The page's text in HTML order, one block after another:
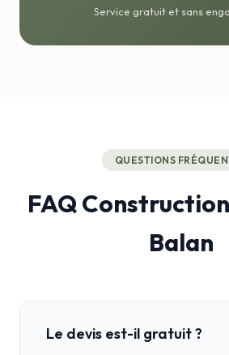
Service gratuit et sans
QUESTIONS
FAQ
Balan
Le devis est-il gratuit ?